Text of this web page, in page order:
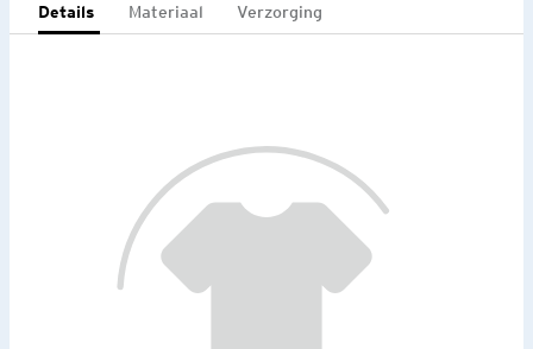
Details Materiaal Verzorging